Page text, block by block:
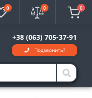
0 0 0
+38 (063) 705-37-91
Подзвонить?